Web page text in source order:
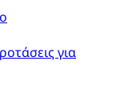
για